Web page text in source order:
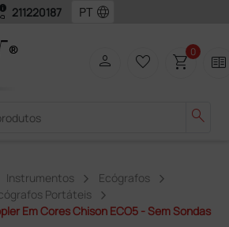
211220187 language
search
person favorite_border shopping_cart0 two_pager
Instrumentos
Ecógrafos
Portáteis
Em Cores Chison ECO5 - Sem Sondas